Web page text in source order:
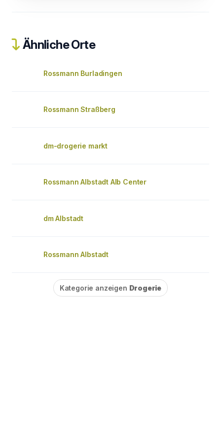
Ähnliche Orte
Rossmann Burladingen
Rossmann Straßberg
dm-drogerie markt
Rossmann Albstadt Alb Center
dm Albstadt
Rossmann Albstadt
Kategorie anzeigen Drogerie